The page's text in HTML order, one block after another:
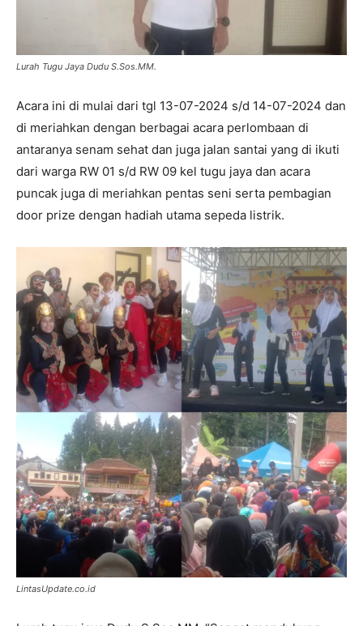
Lurah Tugu Jaya Dudu S.Sos.MM.
Acara ini di mulai dari tgl 13-07-2024 s/d 14-07-2024 dan
di meriahkan dengan berbagai acara perlombaan di
antaranya senam sehat dan juga jalan santai yang di ikuti
dari warga RW 01 s/d RW 09 kel tugu jaya dan acara
puncak juga di meriahkan pentas seni serta pembagian
door prize dengan hadiah utama sepeda listrik.
LintasUpdate.co.id